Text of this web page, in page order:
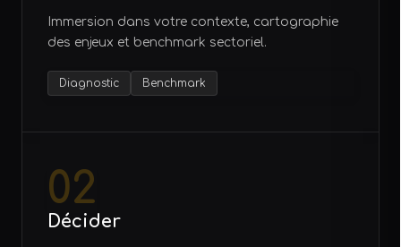
Immersion dans votre contexte, cartographie
des enjeux et benchmark sectoriel.
Diagnostic Benchmark
02
Décider